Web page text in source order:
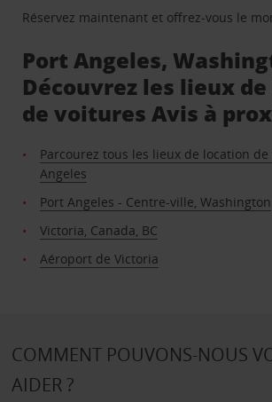
Réservez maintenant et offrez-vous le
Port Angeles,
Découvrez les lieux
de voitures Avis à
Parcourez tous les lieux de location
Angeles
Port Angeles - Centre-ville, Washington
Victoria, Canada, BC
Aéroport de Victoria
COMMENT POUVONS-NOUS
AIDER ?